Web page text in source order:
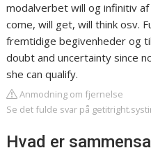
modalverbet will og infinitiv
come, will get, will think osv.
fremtidige begivenheder og
doubt and uncertainty since
she can qualify.
Anmodning om fjernelse
Se det fulde svar på
Hvad er